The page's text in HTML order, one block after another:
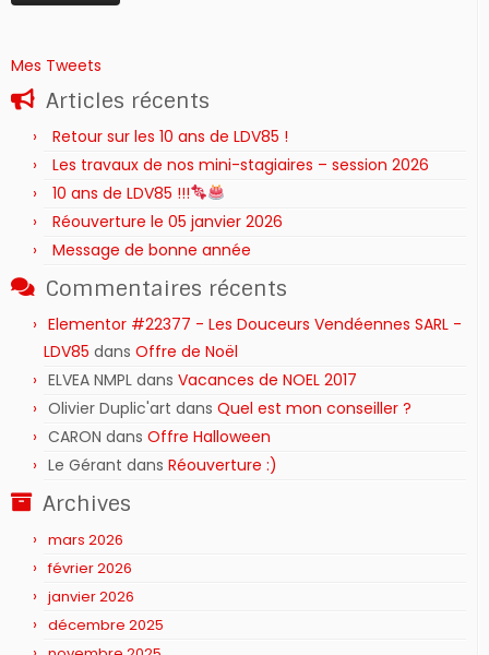
Mes Tweets
Articles récents
Retour sur les 10 ans de LDV85 !
Les travaux de nos mini-stagiaires – session 2026 ‍‍‍‍‍
10 ans de LDV85 !!!
Réouverture le 05 janvier 2026
Message de bonne année
Commentaires récents
Elementor #22377 - Les Douceurs Vendéennes SARL -
LDV85 dans Offre de Noël
ELVEA NMPL dans Vacances de NOEL 2017
Olivier Duplic'art dans Quel est mon conseiller ?
CARON dans Offre Halloween
Le Gérant dans Réouverture :)
Archives
mars 2026
février 2026
janvier 2026
décembre 2025